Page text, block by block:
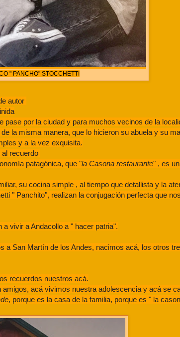
" PANCHO" STOCCHETTI
autor
pase por la ciudad y para muchos vecinos de la
la misma manera, que lo hicieron su abuela y su
y a la vez exquisita.
al recuerdo
patagónica, que "la Casona restaurante" , es
su cocina simple , al tiempo que detallista y la
" Panchito", realizan la conjugación perfecta que
vivir a Andacollo a " hacer patria".
a San Martín de los Andes, nacimos acá, los otros
recuerdos nuestros acá.
acá vivimos nuestra adolescencia y acá se
, porque es la casa de la familia, porque es " la